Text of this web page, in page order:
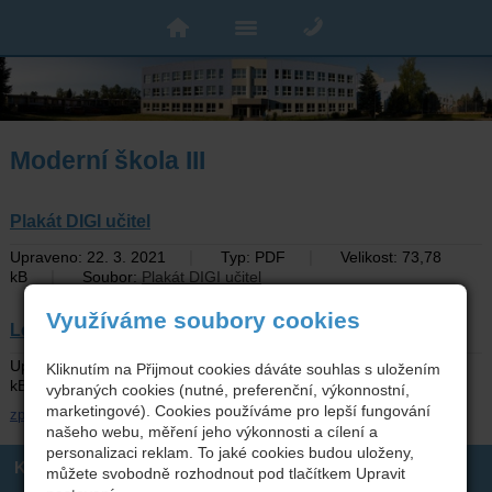
Moderní škola III
Plakát DIGI učitel
Upraveno: 22. 3. 2021 Typ: PDF
Velikost: 73,78
kB
Soubor: Plakát DIGI učitel
Leták k výzvám SŠ a VOŠ šablony
Upraveno: 22. 3. 2021 | Typ: PDF |
Velikost: 96,92
kB
| Soubor:Leták k výzvám SŠ a VOŠ šablony
zpět
Kontakt
Využíváme soubory cookies
Kliknutím na Přijmout cookies dáváte souhlas s uložením
vybraných cookies (nutné, preferenční, výkonnostní,
marketingové). Cookies používáme pro lepší fungování
našeho webu, měření jeho výkonnosti a cílení a
personalizaci reklam. To jaké cookies budou uloženy,
můžete svobodně rozhodnout pod tlačítkem Upravit